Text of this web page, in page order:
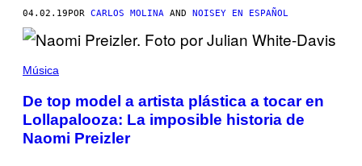
04.02.19 POR CARLOS MOLINA AND NOISEY EN ESPAÑOL
Música
De top model a artista plástica a tocar en
Lollapalooza: La imposible historia de
Naomi Preizler